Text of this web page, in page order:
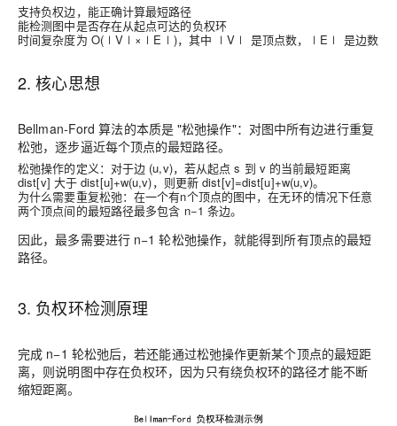
支持负权边，能正确计算最短路径
能检测图中是否存在从起点可达的负权环
时间复杂度为 O(∣V∣×∣E∣)，其中 ∣V∣ 是顶点数，∣E∣ 是边数
2. 核心思想
Bellman-Ford 算法的本质是 "松弛操作"：对图中所有边进行重复
松弛，逐步逼近每个顶点的最短路径。
松弛操作的定义： 对于边 (u,v)，若从起点 s 到 v 的当前最短距离
dist[v] 大于 dist[u]+w(u,v)，则更新 dist[v]=dist[u]+w(u,v)。
为什么需要重复松弛：在一个有n个顶点的图中，在无环的情况下任意
两个顶点间的最短路径最多包含 n−1 条边。
因此，最多需要进行 n−1 轮松弛操作，就能得到所有顶点的最短
路径。
3. 负权环检测原理
完成 n−1 轮松弛后，若还能通过松弛操作更新某个顶点的最短距
离，则说明图中存在负权环，因为只有绕负权环的路径才能不断
缩短距离。